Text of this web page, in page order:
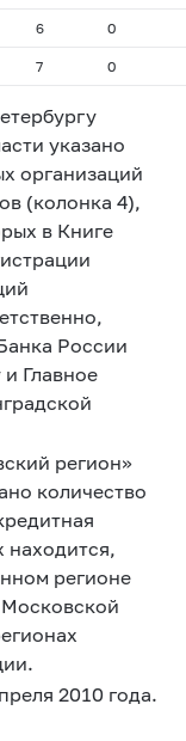
6 0
7 0
указано
организаций
(колонка 4),
в Книге
России
Главное
регион»
количество
находится,
регионе
2010 года.